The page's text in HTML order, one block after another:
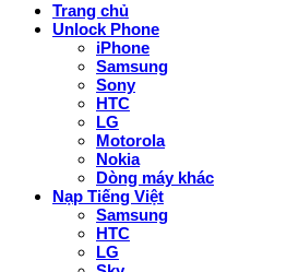
Trang chủ
Unlock Phone
iPhone
Samsung
Sony
HTC
LG
Motorola
Nokia
Dòng máy khác
Nạp Tiếng Việt
Samsung
HTC
LG